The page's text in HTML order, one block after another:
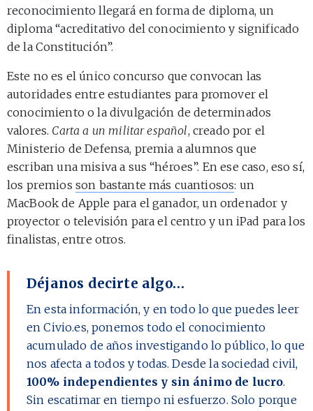
reconocimiento llegará en forma de diploma, un
diploma “acreditativo del conocimiento y significado
de la Constitución”.
Este no es el único concurso que convocan las
autoridades entre estudiantes para promover el
conocimiento o la divulgación de determinados
valores. Carta a un militar español, creado por el
Ministerio de Defensa, premia a alumnos que
escriban una misiva a sus “héroes”. En ese caso, eso sí,
los premios son bastante más cuantiosos: un
MacBook de Apple para el ganador, un ordenador y
proyector o televisión para el centro y un iPad para los
finalistas, entre otros.
Déjanos decirte algo…
En esta información, y en todo lo que puedes leer
en Civio.es, ponemos todo el conocimiento
acumulado de años investigando lo público, lo que
nos afecta a todos y todas. Desde la sociedad civil,
100% independientes y sin ánimo de lucro.
Sin escatimar en tiempo ni esfuerzo. Solo porque